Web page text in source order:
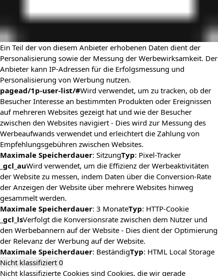
Ein Teil der von diesem Anbieter erhobenen Daten dient der
Personalisierung sowie der Messung der Werbewirksamkeit. Der
Anbieter kann IP-Adressen für die Erfolgsmessung und
Personalisierung von Werbung nutzen.
pagead/1p-user-list/#Wird verwendet, um zu tracken, ob der
Besucher Interesse an bestimmten Produkten oder Ereignissen
auf mehreren Websites gezeigt hat und wie der Besucher
zwischen den Websites navigiert - Dies wird zur Messung des
Werbeaufwands verwendet und erleichtert die Zahlung von
Empfehlungsgebühren zwischen Websites.
Maximale Speicherdauer: SitzungTyp: Pixel-Tracker
_gcl_auWird verwendet, um die Effizienz der Werbeaktivitäten
der Website zu messen, indem Daten über die Conversion-Rate
der Anzeigen der Website über mehrere Websites hinweg
gesammelt werden.
Maximale Speicherdauer: 3 MonateTyp: HTTP-Cookie
_gcl_lsVerfolgt die Konversionsrate zwischen dem Nutzer und
den Werbebannern auf der Website - Dies dient der Optimierung
der Relevanz der Werbung auf der Website.
Maximale Speicherdauer: BeständigTyp: HTML Local Storage
Nicht klassifiziert 0
Nicht klassifizierte Cookies sind Cookies, die wir gerade